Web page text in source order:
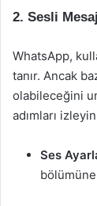
2. Sesli
WhatsApp,
tanır. Ancak
olabileceğini
adımları
Ses
bölümüne